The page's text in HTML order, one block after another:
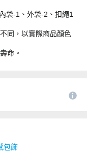
袋-1、外袋-2、扣繩1
同，以實際商品顏色
命。
包飾